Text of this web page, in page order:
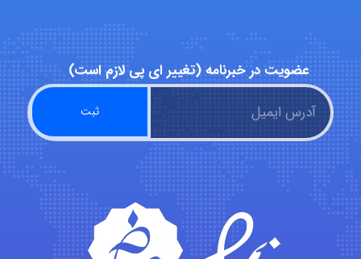
Arshiaaihsra
ABOALFZAL ZAREI
nima5534
arman.m
عضویت در خبرنامه (تغییر ای پی لازم است)